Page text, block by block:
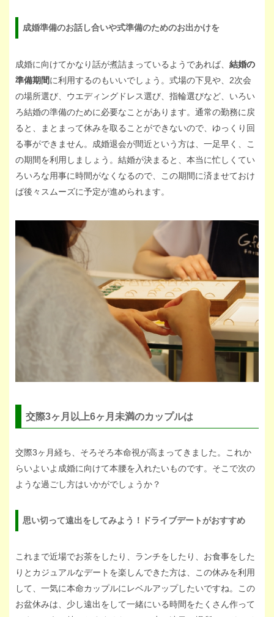
成婚準備のお話し合いや式準備のためのお出かけを
成婚に向けてかなり話が煮詰まっているようであれば、 結婚の
準備期間に利用するのもいいでしょう。式場の下見や、2次会
の場所選び、ウエディングドレス選び、指輪選びなど、いろい
ろ結婚の準備のために必要なことがあります。通常の勤務に戻
ると、まとまって休みを取ることができないので、ゆっくり回
る事ができません。成婚退会が間近という方は、一足早く、こ
の期間を利用しましょう。結婚が決まると、本当に忙しくてい
ろいろな用事に時間がなくなるので、この期間に済ませておけ
ば後々スムーズに予定が進められます。
交際3ヶ月以上6ヶ月未満のカップルは
交際3ヶ月経ち、そろそろ本命視が高まってきました。これか
らいよいよ成婚に向けて本腰を入れたいものです。そこで次の
ような過ごし方はいかがでしょうか？
思い切って遠出をしてみよう！ドライブデートがおすすめ
これまで近場でお茶をしたり、ランチをしたり、お食事をした
りとカジュアルなデートを楽しんできた方は、この休みを利用
して、一気に本命カップルにレベルアップしたいですね。この
お盆休みは、少し遠出をして一緒にいる時間をたくさん作って